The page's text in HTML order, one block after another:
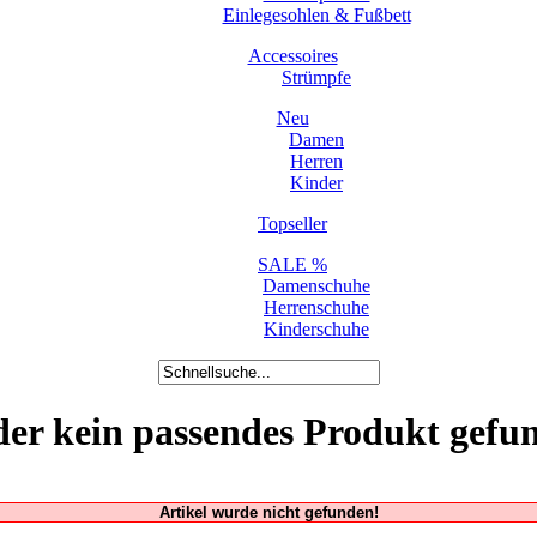
Einlegesohlen & Fußbett
Accessoires
Strümpfe
Neu
Damen
Herren
Kinder
Topseller
SALE %
Damenschuhe
Herrenschuhe
Kinderschuhe
kein passendes Produkt
Artikel wurde nicht gefunden!